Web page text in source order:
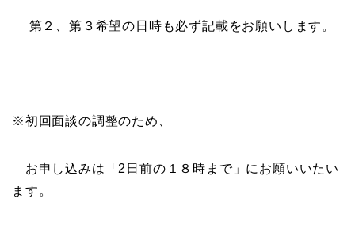
第２、第３希望の日時も必ず記載をお願いします。
※初回面談の調整のため、
お申し込みは「2日前の１８時まで」にお願いいたい
ます。